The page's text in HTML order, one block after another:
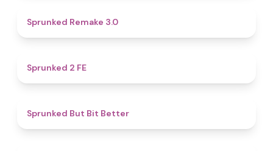
Sprunked Remake 3.0
Sprunked 2 FE
Sprunked But Bit Better